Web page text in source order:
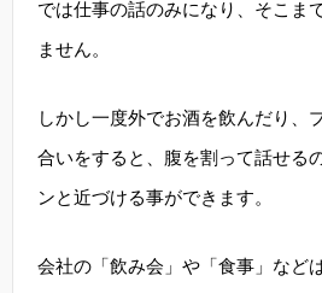
では仕事の話のみになり、そこま
ません。
しかし一度外でお酒を飲んだり、
合いをすると、腹を割って話せる
ンと近づける事ができます。
会社の「飲み会」や「食事」など